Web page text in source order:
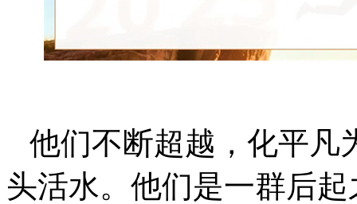
他们不断超越，化平凡
头活水。他们是一群后